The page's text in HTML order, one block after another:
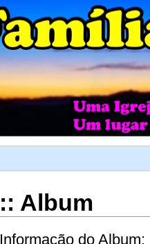
:: Album
Informação do Album: